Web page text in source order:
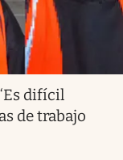
difícil
de trabajo